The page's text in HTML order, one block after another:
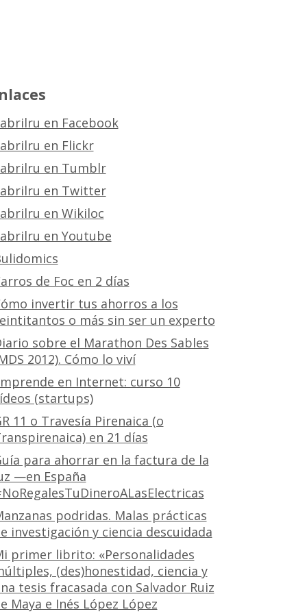
en Facebook
en Flickr
en Tumblr
en Twitter
en Wikiloc
en Youtube
de Foc en 2 días
invertir tus ahorros a los
o más sin ser un experto
sobre el Marathon Des Sables
2012). Cómo lo viví
en Internet: curso 10
(startups)
11 o Travesía Pirenaica (o
en 21 días
para ahorrar en la factura de la
—en España
podridas. Malas prácticas
investigación y ciencia descuidada
primer librito: «Personalidades
(des)honestidad, ciencia y
tesis fracasada con Salvador Ruiz
Maya e Inés López López